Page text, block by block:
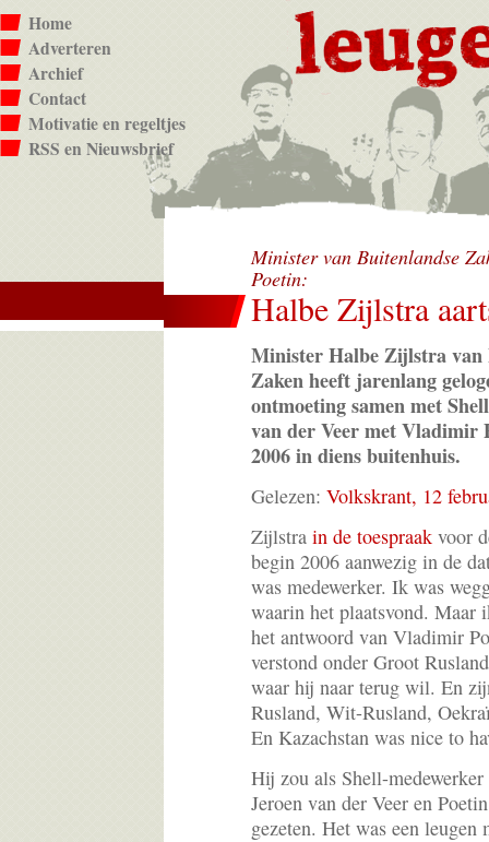
Home
Adverteren
Archief
Contact
Motivatie en regeltjes
RSS en Nieuwsbrief
Minister van Buitenlandse
Poetin:
Halbe Zijlstra
Minister Halbe Zijlstra van
Zaken heeft jarenlang
ontmoeting samen met
van der Veer met Vladimir
2006 in diens buitenhuis.
Gelezen: Volkskrant, 12
Zijlstra in de toespraak voor
begin 2006 aanwezig in de
was medewerker. Ik was
waarin het plaatsvond. Maar
het antwoord van Vladimir
verstond onder Groot
waar hij naar terug wil. En
Rusland, Wit-Rusland,
En Kazachstan was nice to
Hij zou als Shell-
Jeroen van der Veer en
gezeten. Het was een